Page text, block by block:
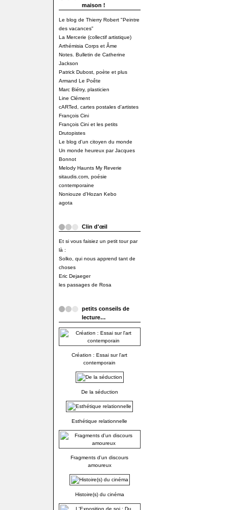
maison !
Le blog de Thierry Robert "Peintre
des vacances"
La Mercerie (collectif artistique)
Arthémisia Corps et Âme
Notes. Bulletin de Catherine
Jackson
Patrick Dubost, poète et plus
Armand Le Poête
Marc Biétry, plasticien
Line Clément
cARTed, cartes postales d'artistes
François Cini
François Cini et les petits
Drutopistes
Le blog d'un citoyen du monde
Un monde heureux par Jacques
Bonnot
Melody Haunts My Reverie
sitaudis.com, poésie
contemporaine
Noniouze d'Hozan Kebo
agota
Clin d'œil
Et si vous faisiez un petit tour par
là :
Solko, qui nous apprend tant de
choses
Eric Dejaeger
les passages de Rosa
petits conseils de
lecture…
Création : Essai sur l'art
contemporain
De la séduction
Esthétique relationnelle
Fragments d'un discours
amoureux
Histoire(s) du cinéma